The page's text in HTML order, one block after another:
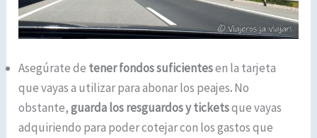
Asegúrate de tener fondos suficientesen la tarjeta
que vayas a utilizar para abonar los peajes.No
obstante,guarda los resguardos y ticketsque vayas
adquiriendo para poder cotejar con los gastos que